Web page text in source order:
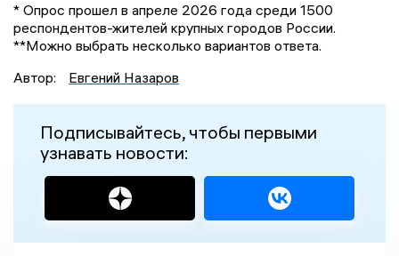
* Опрос прошел в апреле 2026 года среди 1500
респондентов-жителей крупных городов России.
**Можно выбрать несколько вариантов ответа.
Автор:
Евгений Назаров
Подписывайтесь, чтобы первыми
узнавать новости: